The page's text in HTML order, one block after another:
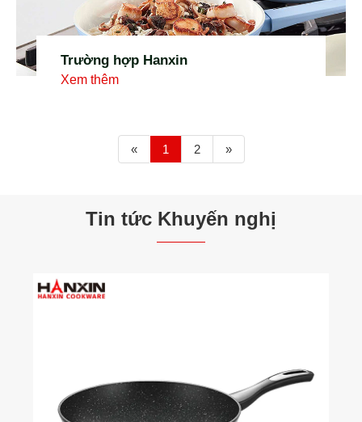
Trường hợp Hanxin
Xem thêm
« 1 2 »
Tin tức Khuyến nghị